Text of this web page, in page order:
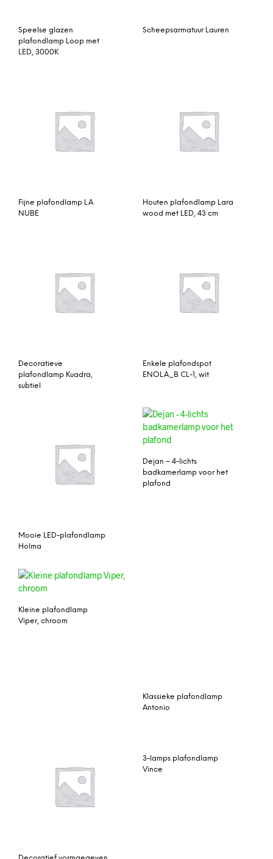
Speelse glazen
plafondlamp Loop met
LED, 3000K
Scheepsarmatuur Lauren
Fijne plafondlamp LA
NUBE
Houten plafondlamp Lara
wood met LED, 43 cm
Decoratieve
plafondlamp Kuadra,
subtiel
Enkele plafondspot
ENOLA_B CL-1, wit
Mooie LED-plafondlamp
Holma
Dejan – 4-lichts
badkamerlamp voor het
plafond
Kleine plafondlamp
Viper, chroom
Decoratief vormgegeven
LED-plafondlamp
Champagnekleurige